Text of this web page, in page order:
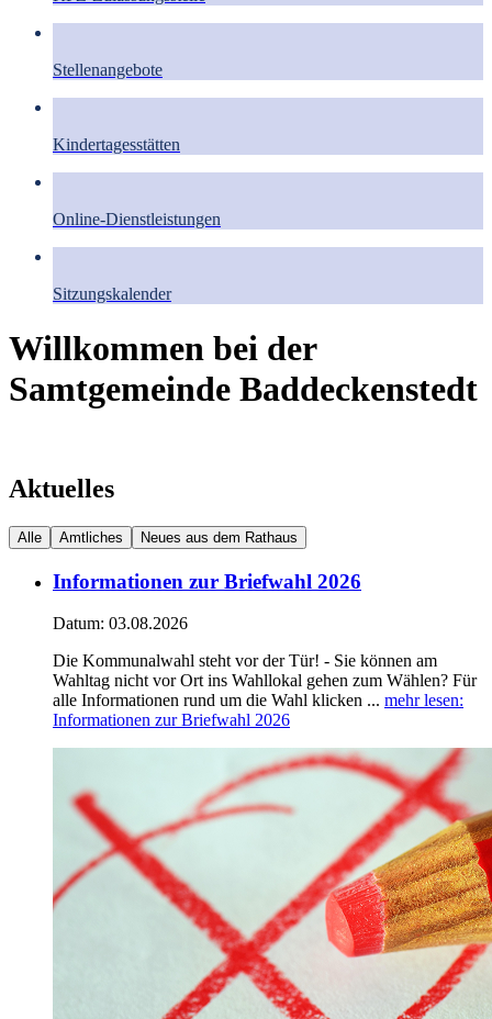
Stellenangebote
Kindertagesstätten
Online-Dienstleistungen
Sitzungskalender
Willkommen bei der
Samtgemeinde Baddeckenstedt
Aktuelles
Alle Amtliches Neues aus dem Rathaus
Informationen zur Briefwahl 2026
Datum: 03.08.2026
Die Kommunalwahl steht vor der Tür! - Sie können am
Wahltag nicht vor Ort ins Wahllokal gehen zum Wählen? Für
alle Informationen rund um die Wahl klicken ... mehr lesen:
Informationen zur Briefwahl 2026